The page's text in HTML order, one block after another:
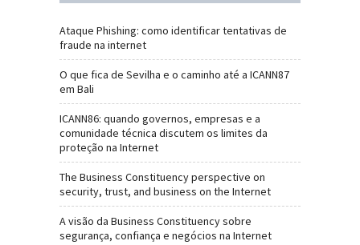
Ataque Phishing: como identificar tentativas de
fraude na internet
O que fica de Sevilha e o caminho até a ICANN87
em Bali
ICANN86: quando governos, empresas e a
comunidade técnica discutem os limites da
proteção na Internet
The Business Constituency perspective on
security, trust, and business on the Internet
A visão da Business Constituency sobre
segurança, confiança e negócios na Internet